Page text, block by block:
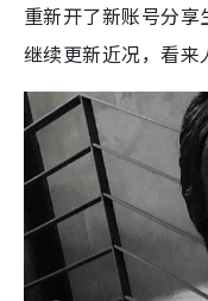
重新开了新账号分
继续更新近况，看来